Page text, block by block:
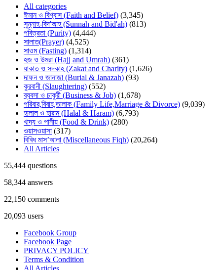
All categories
ঈমান ও বিশ্বাস (Faith and Belief) (3,345)
সুন্নাহ-বিদ'আহ (Sunnah and Bid'ah) (813)
পবিত্রতা (Purity) (4,444)
সালাত(Prayer) (4,525)
সাওম (Fasting) (1,314)
হজ ও উমরা (Hajj and Umrah) (361)
যাকাত ও সদকাহ (Zakat and Charity) (1,626)
দাফন ও জানাজা (Burial & Janazah) (93)
কুরবানী (Slaughtering) (552)
ব্যবসা ও চাকুরী (Business & Job) (1,678)
পরিবার,বিবাহ,তালাক (Family Life,Marriage & Divorce) (9,039)
হালাল ও হারাম (Halal & Haram) (6,793)
খাদ্য ও পানীয় (Food & Drink) (280)
ওয়াসওয়াসা (317)
বিবিধ মাস’আলা (Miscellaneous Fiqh) (20,264)
All Articles
55,444 questions
58,344 answers
22,150 comments
20,093 users
Facebook Group
Facebook Page
PRIVACY POLICY
Terms & Condition
All Articles